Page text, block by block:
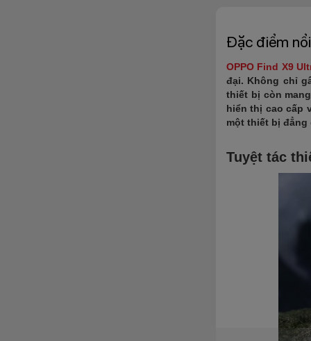
Đặc điểm
OPPO Find X9
đại. Không chỉ
thiết bị còn
hiển thị cao cấp
một thiết bị đẳng
Tuyệt tác